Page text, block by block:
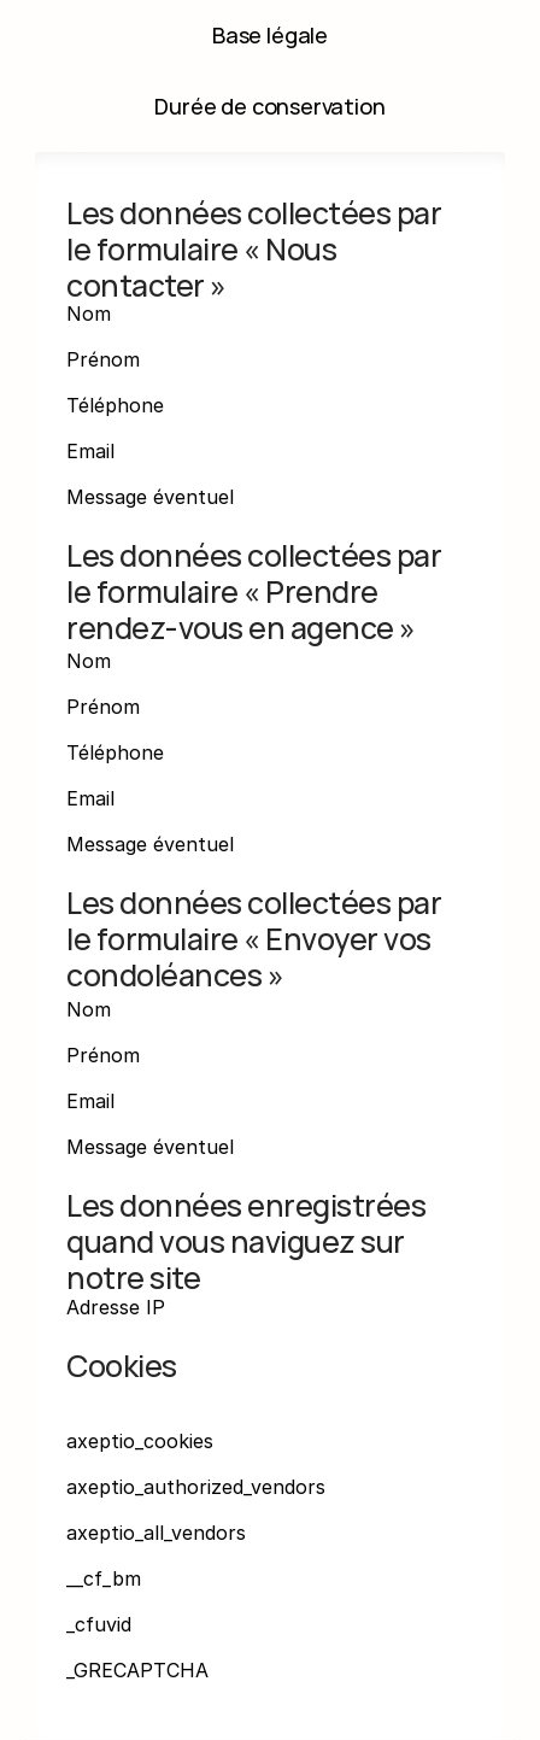
Base légale
Durée de conservation
Les données collectées par
le formulaire « Nous
contacter »
Nom
Prénom
Téléphone
Email
Message éventuel
Les données collectées par
le formulaire « Prendre
rendez-vous en agence »
Nom
Prénom
Téléphone
Email
Message éventuel
Les données collectées par
le formulaire « Envoyer vos
condoléances »
Nom
Prénom
Email
Message éventuel
Les données enregistrées
quand vous naviguez sur
notre site
Adresse IP
Cookies
axeptio_cookies
axeptio_authorized_vendors
axeptio_all_vendors
__cf_bm
_cfuvid
_GRECAPTCHA